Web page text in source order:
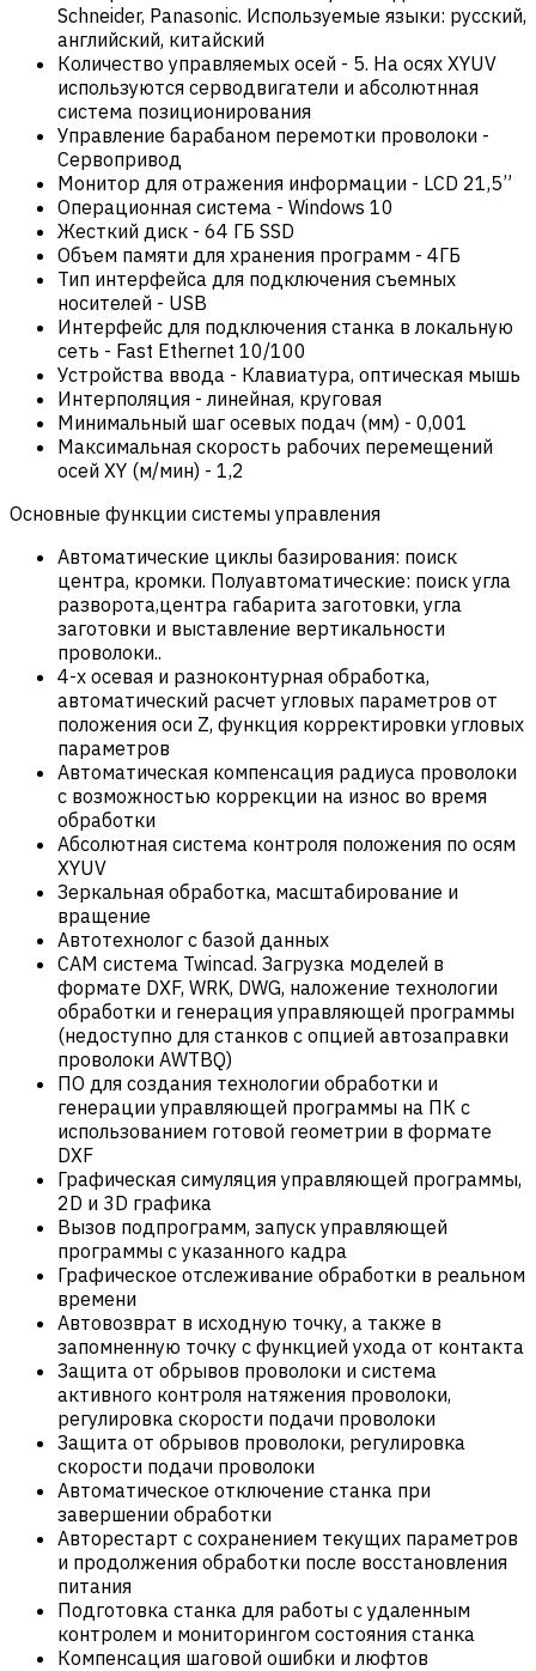
Schneider, Panasonic. Используемые языки: русский,
английский, китайский
Количество управляемых осей - 5. На осях XYUV
используются серводвигатели и абсолютнная
система позиционирования
Управление барабаном перемотки проволоки -
Сервопривод
Монитор для отражения информации - LCD 21,5”
Операционная система - Windows 10
Жесткий диск - 64 ГБ SSD
Объем памяти для хранения программ - 4ГБ
Тип интерфейса для подключения съемных
носителей - USB
Интерфейс для подключения станка в локальную
сеть - Fast Ethernet 10/100
Устройства ввода - Клавиатура, оптическая мышь
Интерполяция - линейная, круговая
Минимальный шаг осевых подач (мм) - 0,001
Максимальная скорость рабочих перемещений
осей XY (м/мин) - 1,2
Основные функции системы управления
Автоматические циклы базирования: поиск
центра, кромки. Полуавтоматические: поиск угла
разворота,центра габарита заготовки, угла
заготовки и выставление вертикальности
проволоки..
4-х осевая и разноконтурная обработка,
автоматический расчет угловых параметров от
положения оси Z, функция корректировки угловых
параметров
Автоматическая компенсация радиуса проволоки
с возможностью коррекции на износ во время
обработки
Абсолютная система контроля положения по осям
XYUV
Зеркальная обработка, масштабирование и
вращение
Автотехнолог с базой данных
САM система Twincad. Загрузка моделей в
формате DXF, WRK, DWG, наложение технологии
обработки и генерация управляющей программы
(недоступно для станков с опцией автозаправки
проволоки AWTBQ)
ПО для создания технологии обработки и
генерации управляющей программы на ПК с
использованием готовой геометрии в формате
DXF
Графическая симуляция управляющей программы,
2D и 3D графика
Вызов подпрограмм, запуск управляющей
программы с указанного кадра
Графическое отслеживание обработки в реальном
времени
Автовозврат в исходную точку, а также в
запомненную точку с функцией ухода от контакта
Защита от обрывов проволоки и система
активного контроля натяжения проволоки,
регулировка скорости подачи проволоки
Защита от обрывов проволоки, регулировка
скорости подачи проволоки
Автоматическое отключение станка при
завершении обработки
Авторестарт с сохранением текущих параметров
и продолжения обработки после восстановления
питания
Подготовка станка для работы с удаленным
контролем и мониторингом состояния станка
Компенсация шаговой ошибки и люфтов